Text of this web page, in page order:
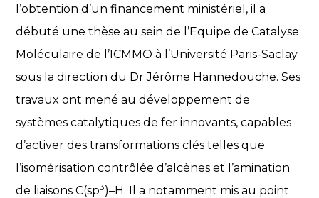
l’obtention d’un financement ministériel, il a
débuté une thèse au sein de l’Equipe de Catalyse
Moléculaire de l’ICMMO à l’Université Paris-Saclay
sous la direction du Dr Jérôme Hannedouche. Ses
travaux ont mené au développement de
systèmes catalytiques de fer innovants, capables
d’activer des transformations clés telles que
l’isomérisation contrôlée d’alcènes et l’amination
de liaisons C(sp3)–H. Il a notamment mis au point